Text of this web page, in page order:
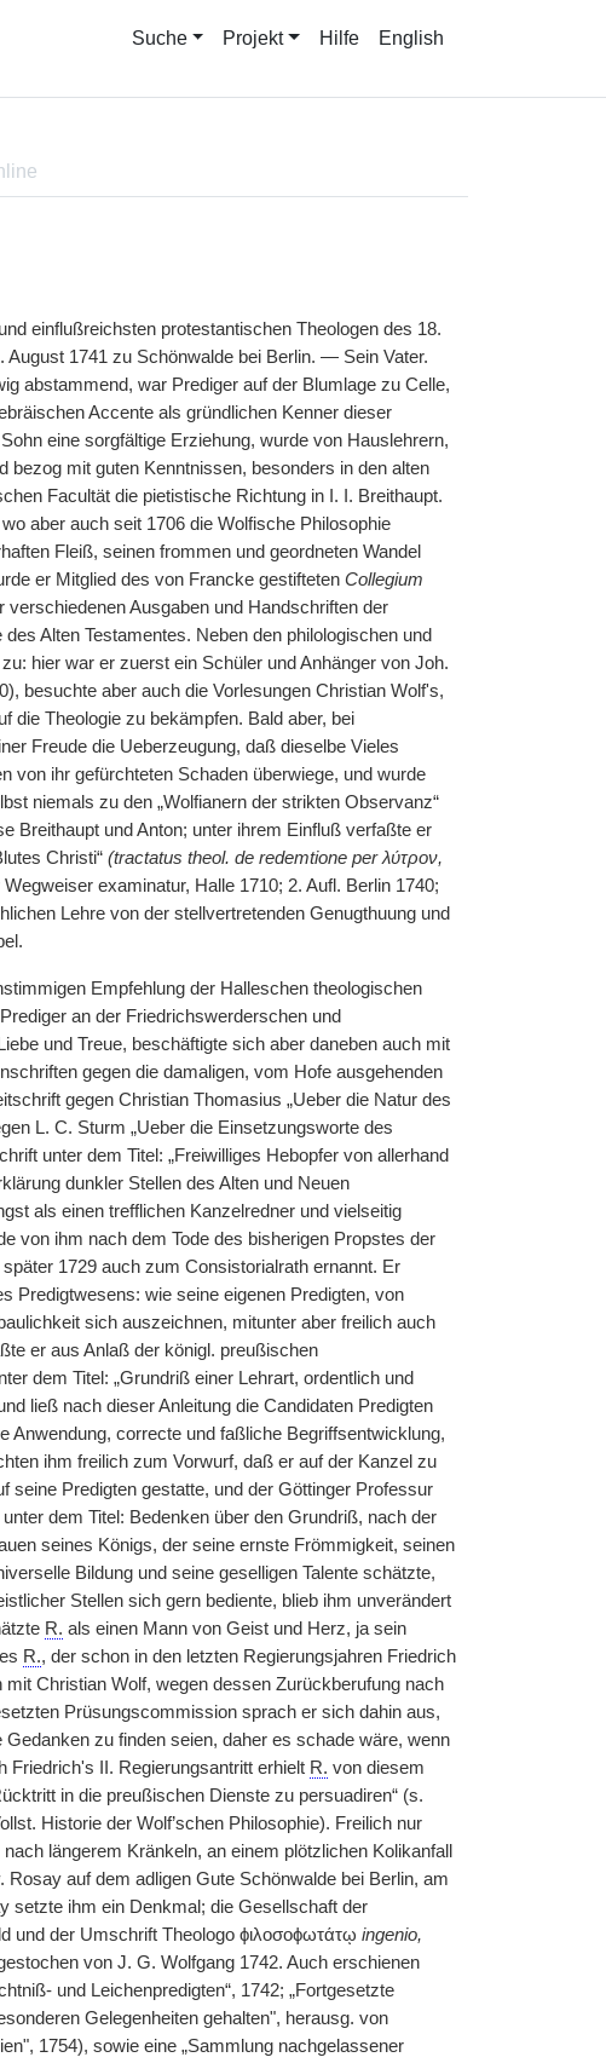
Suche Projekt Hilfe English
einflußreichsten protestantischen Theologen des 18.
August 1741 zu Schönwalde bei Berlin. — Sein Vater.
abstammend, war Prediger auf der Blumlage zu Celle,
Accente als gründlichen Kenner dieser
eine sorgfältige Erziehung, wurde von Hauslehrern,
bezog mit guten Kenntnissen, besonders in den alten
Facultät die pietistische Richtung in I. I. Breithaupt.
aber auch seit 1706 die Wolfische Philosophie
Fleiß, seinen frommen und geordneten Wandel
er Mitglied des von Francke gestifteten Collegium
Ausgaben und Handschriften der
Alten Testamentes. Neben den philologischen und
hier war er zuerst ein Schüler und Anhänger von Joh.
besuchte aber auch die Vorlesungen Christian Wolf's,
die Theologie zu bekämpfen. Bald aber, bei
Freude die Ueberzeugung, daß dieselbe Vieles
von ihr gefürchteten Schaden überwiege, und wurde
niemals zu den „Wolfianern der strikten Observanz“
Breithaupt und Anton; unter ihrem Einfluß verfaßte er
Christi“ (tractatus theol. de redemtione per λύτρον,
examinatur, Halle 1710; 2. Aufl. Berlin 1740;
Lehre von der stellvertretenden Genugthuung und
Empfehlung der Halleschen theologischen
an der Friedrichswerderschen und
und Treue, beschäftigte sich aber daneben auch mit
gegen die damaligen, vom Hofe ausgehenden
gegen Christian Thomasius „Ueber die Natur des
L. C. Sturm „Ueber die Einsetzungsworte des
unter dem Titel: „Freiwilliges Hebopfer von allerhand
dunkler Stellen des Alten und Neuen
als einen trefflichen Kanzelredner und vielseitig
von ihm nach dem Tode des bisherigen Propstes der
1729 auch zum Consistorialrath ernannt. Er
Predigtwesens: wie seine eigenen Predigten, von
sich auszeichnen, mitunter aber freilich auch
er aus Anlaß der königl. preußischen
dem Titel: „Grundriß einer Lehrart, ordentlich und
ließ nach dieser Anleitung die Candidaten Predigten
Anwendung, correcte und faßliche Begriffsentwicklung,
ihm freilich zum Vorwurf, daß er auf der Kanzel zu
seine Predigten gestatte, und der Göttinger Professur
dem Titel: Bedenken über den Grundriß, nach der
seines Königs, der seine ernste Frömmigkeit, seinen
Bildung und seine geselligen Talente schätzte,
Stellen sich gern bediente, blieb ihm unverändert
R. als einen Mann von Geist und Herz, ja sein
R., der schon in den letzten Regierungsjahren Friedrich
Christian Wolf, wegen dessen Zurückberufung nach
Prüsungscommission sprach er sich dahin aus,
zu finden seien, daher es schade wäre, wenn
Friedrich's II. Regierungsantritt erhielt R. von diesem
in die preußischen Dienste zu persuadiren“ (s.
Historie der Wolf’schen Philosophie). Freilich nur
längerem Kränkeln, an einem plötzlichen Kolikanfall
auf dem adligen Gute Schönwalde bei Berlin, am
setzte ihm ein Denkmal; die Gesellschaft der
und der Umschrift Theologo ϕιλοσοϕωτάτῳ ingenio,
von J. G. Wolfgang 1742. Auch erschienen
und Leichenpredigten“, 1742; „Fortgesetzte
Gelegenheiten gehalten", herausg. von
1754), sowie eine „Sammlung nachgelassener